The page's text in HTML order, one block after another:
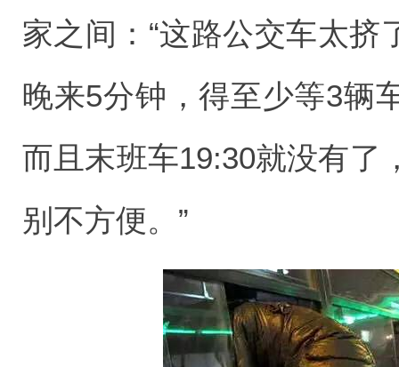
家之间：“这路公交车太
晚来5分钟，得至少等3辆
而且末班车19:30就没有了
别不方便。”